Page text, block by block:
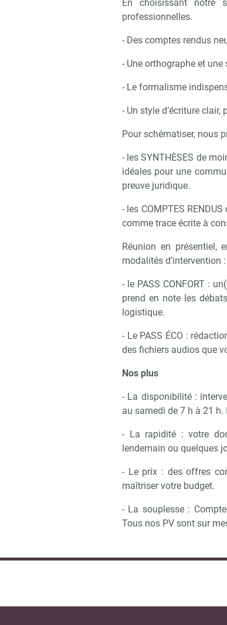
En choisissant notre
professionnelles.
- Des comptes rendus
- Une orthographe et
- Le formalisme
- Un style d’écriture clair,
Pour schématiser, nous
- les SYNTHÈSES de
idéales pour une
preuve juridique.
- les COMPTES
comme trace écrite à
Réunion en présentiel,
modalités d’intervention :
- le PASS CONFORT :
prend en note les
logistique.
- Le PASS ÉCO :
des fichiers audios que
Nos plus
- La disponibilité :
au samedi de 7 h à 21 h.
- La rapidité : votre
lendemain ou quelques
- Le prix : des offres
maîtriser votre budget.
- La souplesse :
Tous nos PV sont sur